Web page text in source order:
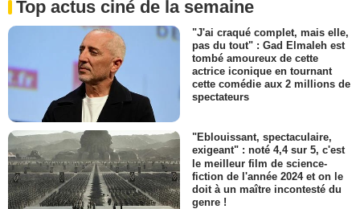
Top actus ciné de la semaine
"J'ai craqué complet, mais elle,
pas du tout" : Gad Elmaleh est
tombé amoureux de cette
actrice iconique en tournant
cette comédie aux 2 millions de
spectateurs
"Eblouissant, spectaculaire,
exigeant" : noté 4,4 sur 5, c'est
le meilleur film de science-
fiction de l'année 2024 et on le
doit à un maître incontesté du
genre !